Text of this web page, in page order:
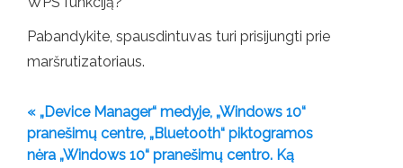
Pabandykite, spausdintuvas turi prisijungti prie
maršrutizatoriaus.
« „Device Manager“ medyje, „Windows 10“
pranešimų centre, „Bluetooth“ piktogramos
nėra „Windows 10“ pranešimų centro. Ką